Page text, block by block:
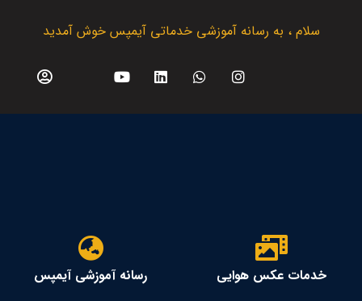
سلام ، به رسانه آموزشی خدماتی آیمپس خوش آمدید
خدمات عکس هوایی رسانه آموزشی آیمپس